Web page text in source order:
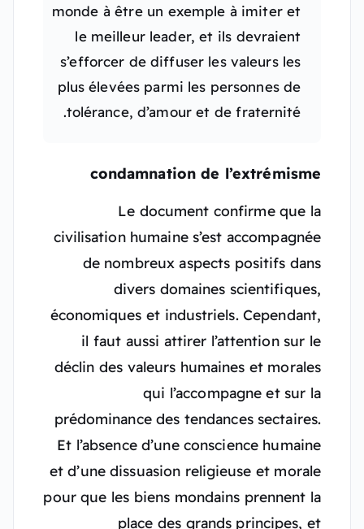
monde à être un exemple à imiter et
le meilleur leader, et ils devraient
s’efforcer de diffuser les valeurs les
plus élevées parmi les personnes de
tolérance, d’amour et de fraternité.
condamnation de l’extrémisme
Le document confirme que la
civilisation humaine s’est accompagnée
de nombreux aspects positifs dans
divers domaines scientifiques,
économiques et industriels. Cependant,
il faut aussi attirer l’attention sur le
déclin des valeurs humaines et morales
qui l’accompagne et sur la
prédominance des tendances sectaires.
Et l’absence d’une conscience humaine
et d’une dissuasion religieuse et morale
pour que les biens mondains prennent la
place des grands principes, et